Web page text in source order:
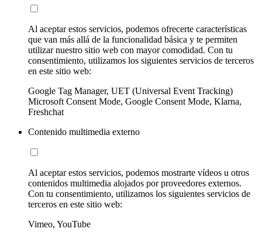
Al aceptar estos servicios, podemos ofrecerte características
que van más allá de la funcionalidad básica y te permiten
utilizar nuestro sitio web con mayor comodidad. Con tu
consentimiento, utilizamos los siguientes servicios de terceros
en este sitio web:
Google Tag Manager, UET (Universal Event Tracking)
Microsoft Consent Mode, Google Consent Mode, Klarna,
Freshchat
Contenido multimedia externo
Al aceptar estos servicios, podemos mostrarte vídeos u otros
contenidos multimedia alojados por proveedores externos.
Con tu consentimiento, utilizamos los siguientes servicios de
terceros en este sitio web:
Vimeo, YouTube